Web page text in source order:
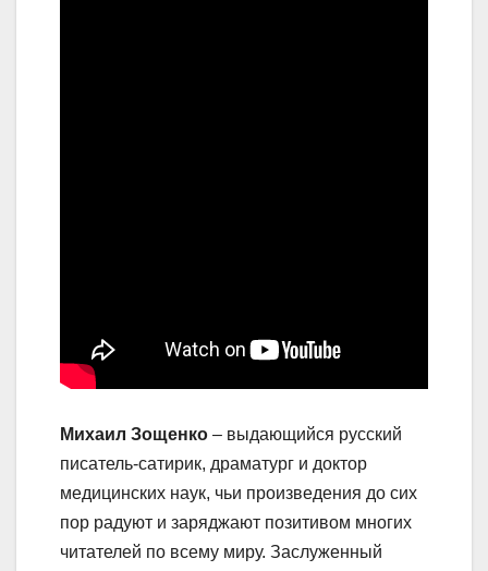
Михаил Зощенко – выдающийся русский
писатель-сатирик, драматург и доктор
медицинских наук, чьи произведения до сих
пор радуют и заряджают позитивом многих
читателей по всему миру. Заслуженный